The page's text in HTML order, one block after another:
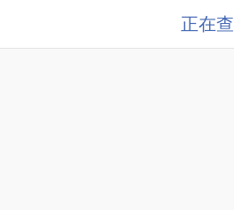
正在